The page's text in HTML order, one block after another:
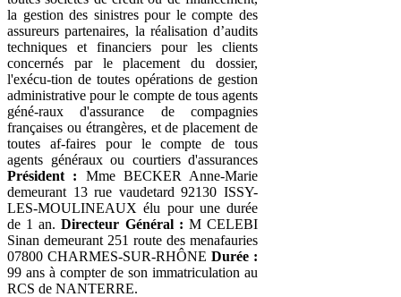
la gestion des sinistres pour le compte des
assureurs partenaires, la réalisation d’audits
techniques et financiers pour les clients
concernés par le placement du dossier,
l'exécu-tion de toutes opérations de gestion
administrative pour le compte de tous agents
géné-raux d'assurance de compagnies
françaises ou étrangères, et de placement de
toutes af-faires pour le compte de tous
agents généraux ou courtiers d'assurances
Président : Mme BECKER Anne-Marie
demeurant 13 rue vaudetard 92130 ISSY-
LES-MOULINEAUX élu pour une durée
de 1 an.Directeur Général : M CELEBI
Sinan demeurant 251 route des menafauries
07800 CHARMES-SUR-RHÔNE Durée :
99 ans à compter de son immatriculation au
RCS de NANTERRE.